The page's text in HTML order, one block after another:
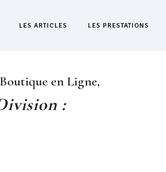
LES ARTICLES LES PRESTATIONS
en Ligne,
: